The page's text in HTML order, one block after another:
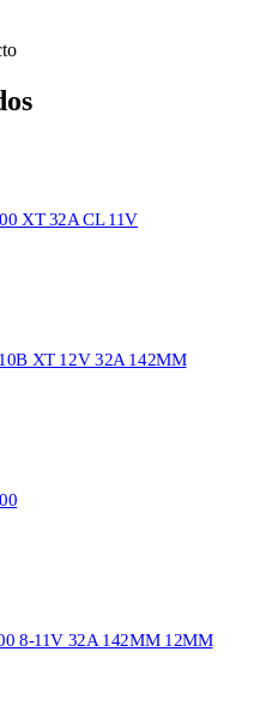
XT 32A CL 11V
XT 12V 32A 142MM
8-11V 32A 142MM 12MM